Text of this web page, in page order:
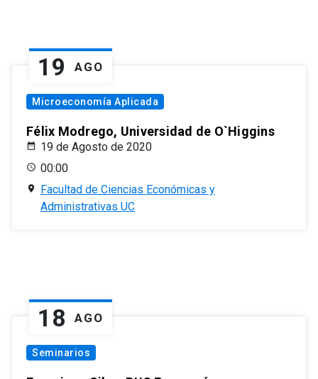
19 AGO
Microeconomía Aplicada
Félix Modrego, Universidad de O`Higgins
19 de Agosto de 2020
00:00
Facultad de Ciencias Económicas y
Administrativas UC
18 AGO
Seminarios